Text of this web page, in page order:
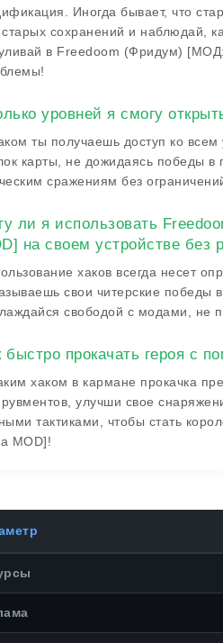
Иногда бывает, что
старых сохранений и наблюдай,
в Freedoom (Фридум)
уровней я смогу
ты получаешь доступ ко
карты, не дожидаясь победы
сражениям без
ли я использовать
на своем устройстве без
хаков всегда несет
свои читерские победы
свободой с модами, не
быстро прокачать героя с
хаком в кармане прокачка
улучши свое
тактиками, чтобы стать
MOD]!